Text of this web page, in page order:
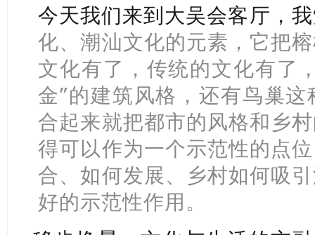
今天我们来到大吴会客厅，
化、潮汕文化的元素，它把
文化有了，传统的文化有了
金”的建筑风格，还有鸟巢
合起来就把都市的风格和乡
得可以作为一个示范性的点
合、如何发展、乡村如何吸
好的示范性作用。